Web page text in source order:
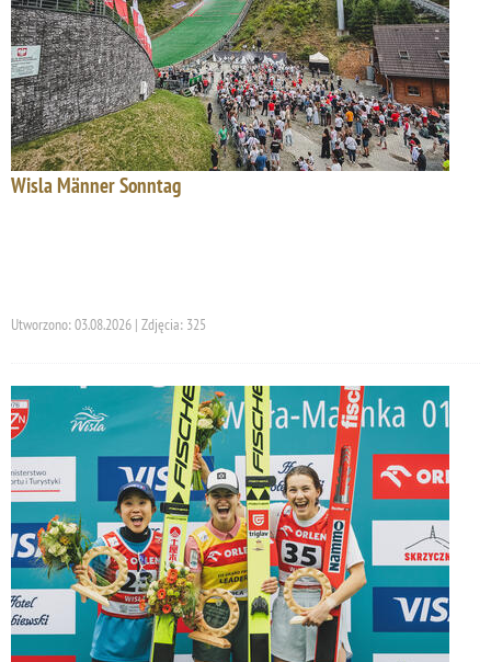
Wisla Männer Sonntag
Utworzono: 03.08.2026 | Zdjęcia: 325